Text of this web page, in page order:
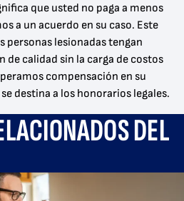
que usted no paga a menos
a un acuerdo en su caso. Este
personas lesionadas tengan
de calidad sin la carga de costos
compensación en su
destina a los honorarios legales.
DEL